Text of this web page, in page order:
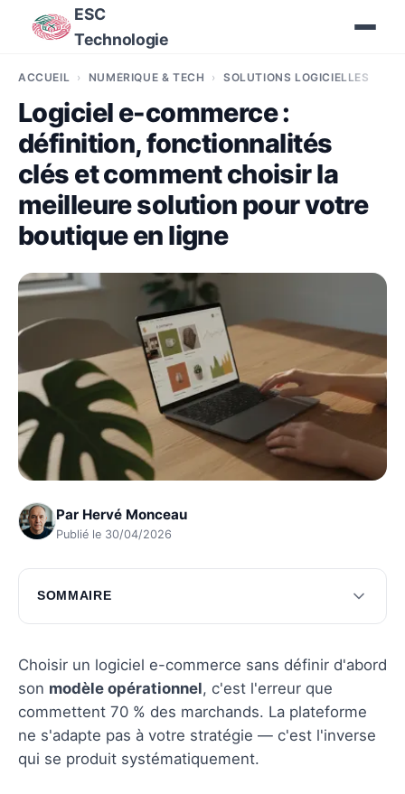
ESC
Technologie
ACCUEIL NUMÉRIQUE & TECH SOLUTIONS LOGICIELLES
Logiciel e-commerce :
définition, fonctionnalités
clés et comment choisir la
meilleure solution pour votre
boutique en ligne
Par Hervé Monceau
Publié le 30/04/2026
SOMMAIRE
Les meilleures solutions e-commerce du
Choisir selon les besoins de votre entreprise
Questions fréquentes
Choisir un logiciel e-commerce sans définir d'abord
son modèle opérationnel, c'est l'erreur que
commettent 70 % des marchands. La plateforme
ne s'adapte pas à votre stratégie — c'est l'inverse
qui se produit systématiquement.